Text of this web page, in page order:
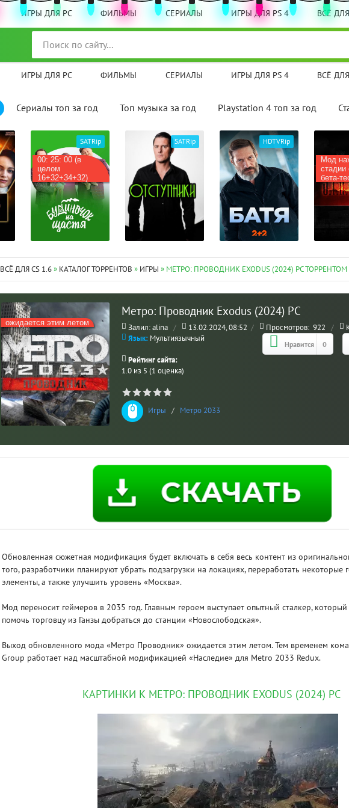
ИГРЫ ДЛЯ PC ФИЛЬМЫ СЕРИАЛЫ ИГРЫ ДЛЯ PS 4 ВСЁ
ИГРЫ ДЛЯ PC ФИЛЬМЫ СЕРИАЛЫ ИГРЫ ДЛЯ PS 4 ВСЁ
Сериалы топ за год Топ музыка за год Playstation 4 топ за год
00: 25: 00 (в
целом
16+32+34+32)
SATRip SATRip HDTVRip
Мод
стадии
бета-
ВСЁ ДЛЯ CS 1.6» КАТАЛОГ ТОРРЕНТОВ » ИГРЫ » МЕТРО: ПРОВОДНИК EXODUS (2024) PC ТОРРЕНТОМ
ожидается этим летом
Метро: Проводник Exodus (2024) PC
Залил: alina / 13.02.2024, 08:52 / Просмотров: 922 /
Нравится 0
Язык:Мультиязычный
Рейтинг сайта:
1.0 из 5 (1 оценка)
Игры / Метро 2033 моды
Обновленная сюжетная модификация будет включать в себя весь контент из
того, разработчики планируют убрать подзагрузки на локациях, переработать некоторые
элементы, а также улучшить уровень «Москва».
Мод переносит геймеров в 2035 год. Главным героем выступает опытный сталкер,
помочь торговцу из Ганзы добраться до станции «Новослободская».
Выход обновленного мода «Метро Проводник» ожидается этим летом. Тем временем
Group работает над масштабной модификацией «Наследие» для Metro 2033 Redux.
КАРТИНКИ К МЕТРО: ПРОВОДНИК EXODUS (2024) PC